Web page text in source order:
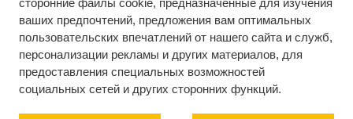
Великобритании могут ознакомиться с
руководством британского
представительства Международной
торговой палаты (ICC) по файлам Cookie,
опубликованным на веб-сайте ICC:
сторонние файлы cookie, предназначенные для изучения
ваших предпочтений, предложения вам оптимальных
пользовательских впечатлений от нашего сайта и служб,
персонализации рекламы и других материалов, для
предоставления специальных возможностей
социальных сетей и других сторонних функций.